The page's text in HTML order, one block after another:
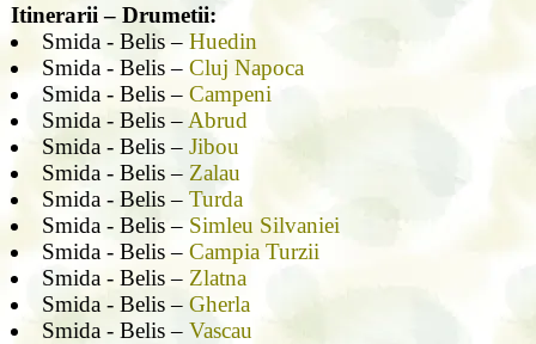
Itinerarii – Drumetii:
Smida - Belis – Huedin
Smida - Belis – Cluj Napoca
Smida - Belis – Campeni
Smida - Belis – Abrud
Smida - Belis – Jibou
Smida - Belis – Zalau
Smida - Belis – Turda
Smida - Belis – Simleu Silvaniei
Smida - Belis – Campia Turzii
Smida - Belis – Zlatna
Smida - Belis – Gherla
Smida - Belis – Vascau